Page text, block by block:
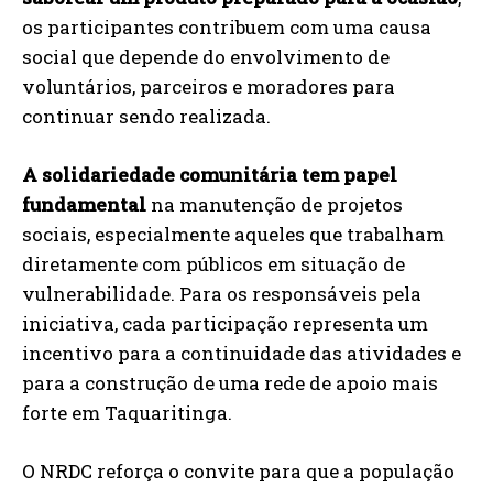
os participantes contribuem com uma causa
social que depende do envolvimento de
voluntários, parceiros e moradores para
continuar sendo realizada.
A solidariedade comunitária tem papel
fundamental na manutenção de projetos
sociais, especialmente aqueles que trabalham
diretamente com públicos em situação de
vulnerabilidade. Para os responsáveis pela
iniciativa, cada participação representa um
incentivo para a continuidade das atividades e
para a construção de uma rede de apoio mais
forte em Taquaritinga.
O NRDC reforça o convite para que a população